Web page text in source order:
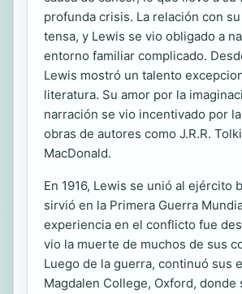
profunda crisis. La relación con
tensa, y Lewis se vio obligado a
entorno familiar complicado.
Lewis mostró un talento
literatura. Su amor por la
narración se vio incentivado por
obras de autores como J.R.R.
MacDonald.
En 1916, Lewis se unió al ejército
sirvió en la Primera Guerra
experiencia en el conflicto fue
vio la muerte de muchos de sus
Luego de la guerra, continuó sus
Magdalen College, Oxford, donde